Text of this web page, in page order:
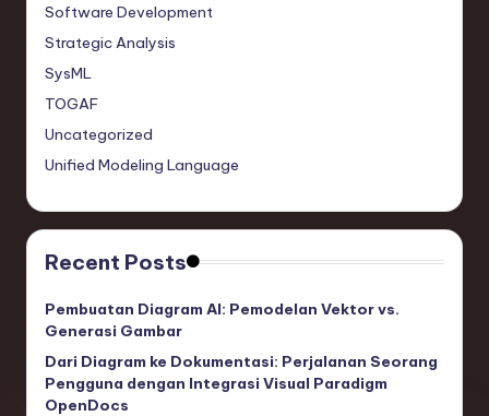
Software Development
Strategic Analysis
SysML
TOGAF
Uncategorized
Unified Modeling Language
Recent Posts
Pembuatan Diagram AI: Pemodelan Vektor vs.
Generasi Gambar
Dari Diagram ke Dokumentasi: Perjalanan Seorang
Pengguna dengan Integrasi Visual Paradigm
OpenDocs